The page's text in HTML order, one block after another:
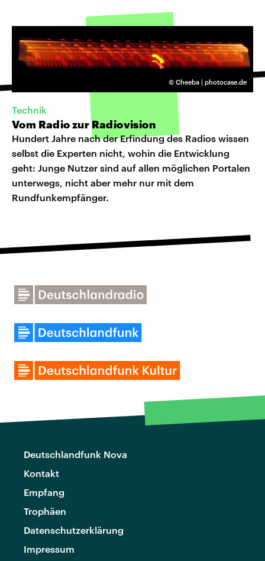
© Cheeba | photocase.de
Technik
Vom Radio zur Radiovision
Hundert Jahre nach der Erfindung des Radios wissen
selbst die Experten nicht, wohin die Entwicklung
geht: Junge Nutzer sind auf allen möglichen Portalen
unterwegs, nicht aber mehr nur mit dem
Rundfunkempfänger.
Deutschlandfunk Nova
Kontakt
Empfang
Trophäen
Datenschutzerklärung
Impressum